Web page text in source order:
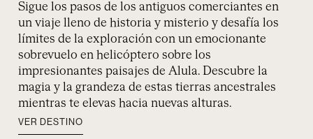
Sigue los pasos de los antiguos comerciantes en
un viaje lleno de historia y misterio y desafía los
límites de la exploración con un emocionante
sobrevuelo en helicóptero sobre los
impresionantes paisajes de Alula. Descubre la
magia y la grandeza de estas tierras ancestrales
mientras te elevas hacia nuevas alturas.
VER DESTINO